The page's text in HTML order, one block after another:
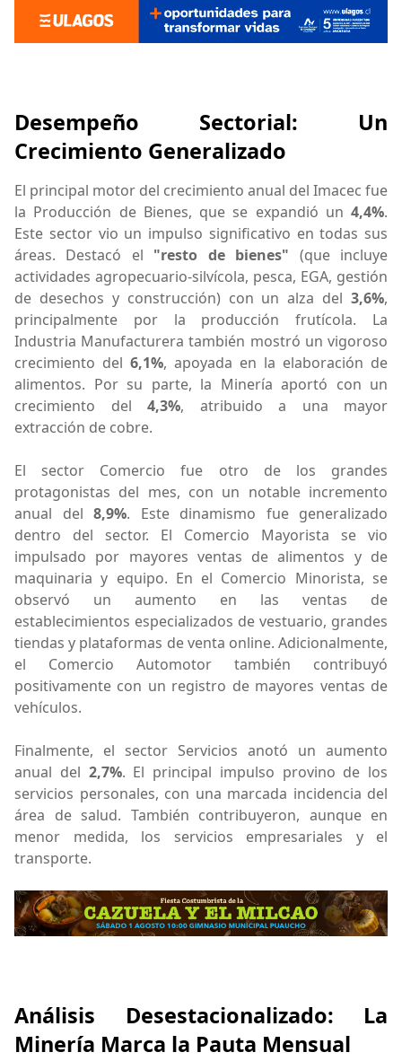
Desempeño Sectorial: Un
Crecimiento Generalizado
El principal motor del crecimiento anual del Imacec fue
la Producción de Bienes, que se expandió un 4,4%.
Este sector vio un impulso significativo en todas sus
áreas. Destacó el "resto de bienes" (que incluye
actividades agropecuario-silvícola, pesca, EGA, gestión
de desechos y construcción) con un alza del 3,6%,
principalmente por la producción frutícola. La
Industria Manufacturera también mostró un vigoroso
crecimiento del 6,1%, apoyada en la elaboración de
alimentos. Por su parte, la Minería aportó con un
crecimiento del 4,3%, atribuido a una mayor
extracción de cobre.
El sector Comercio fue otro de los grandes
protagonistas del mes, con un notable incremento
anual del 8,9%. Este dinamismo fue generalizado
dentro del sector. El Comercio Mayorista se vio
impulsado por mayores ventas de alimentos y de
maquinaria y equipo. En el Comercio Minorista, se
observó un aumento en las ventas de
establecimientos especializados de vestuario, grandes
tiendas y plataformas de venta online. Adicionalmente,
el Comercio Automotor también contribuyó
positivamente con un registro de mayores ventas de
vehículos.
Finalmente, el sector Servicios anotó un aumento
anual del 2,7%. El principal impulso provino de los
servicios personales, con una marcada incidencia del
área de salud. También contribuyeron, aunque en
menor medida, los servicios empresariales y el
transporte.
Análisis Desestacionalizado: La
Minería Marca la Pauta Mensual